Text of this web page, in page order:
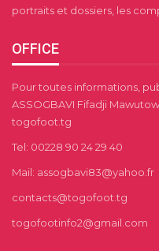
portraits et dossiers, les
OFFICE
Pour toutes informations,
ASSOGBAVI Fifadji
togofoot.tg
Tel: 00228 90 24 29 40
Mail: assogbavi83@yahoo.fr
contacts@togofoot.tg
togofootinfo2@gmail.com